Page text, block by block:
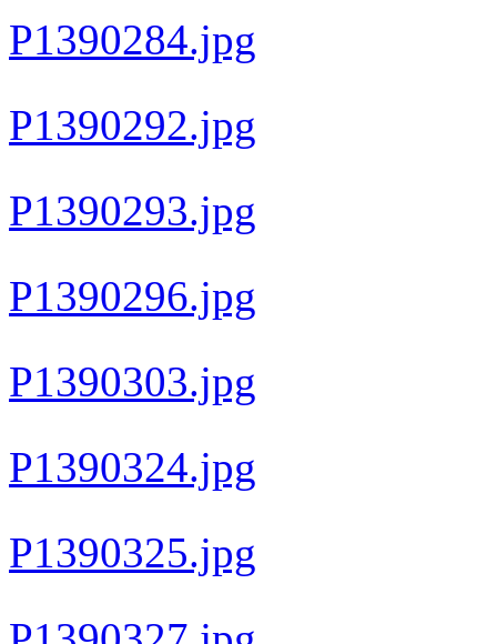
P1390284.jpg
P1390292.jpg
P1390293.jpg
P1390296.jpg
P1390303.jpg
P1390324.jpg
P1390325.jpg